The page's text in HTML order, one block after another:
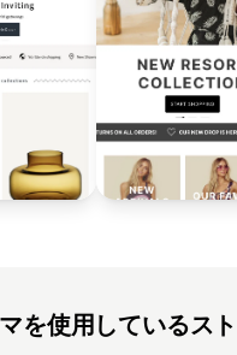
を使用しているス